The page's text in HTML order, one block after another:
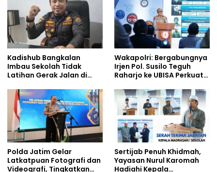
Berjalan Optimal
Kadishub Bangkalan
Imbau Sekolah Tidak
Latihan Gerak Jalan di
Wakapolri: Bergabungnya
Irjen Pol. Susilo Teguh
Raharjo ke UBISA Perkuat
Studi Kepolisian
Polda Jatim Gelar
Latkatpuan Fotografi dan
Videografi, Tingkatkan
Sertijab Penuh Khidmah,
Yayasan Nurul Karomah
Hadiahi Kepala